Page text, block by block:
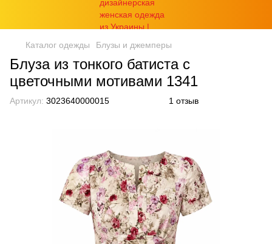
Каталог одежды Блузы и джемперы
Блуза из тонкого батиста с
цветочными мотивами 1341
Артикул: 3023640000015 1 отзыв